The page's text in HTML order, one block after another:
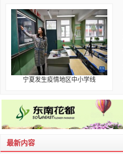
宁夏发生疫情地区中小学线
最新内容